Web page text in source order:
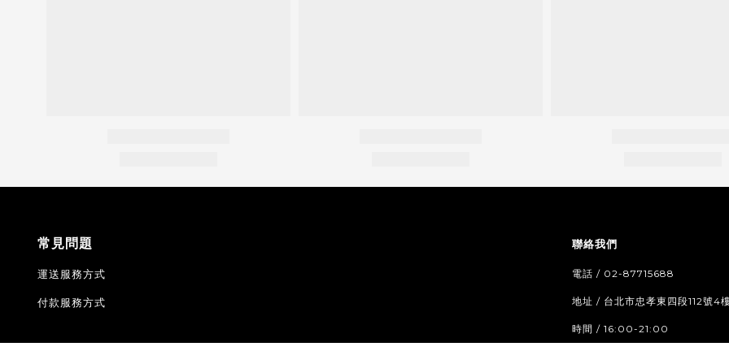
常見問題
運送服務方式
付款服務方式
聯絡我們
電話 / 02-87715688
地址 / 台北市忠孝東四段112號4
時間 / 16:00-21:00